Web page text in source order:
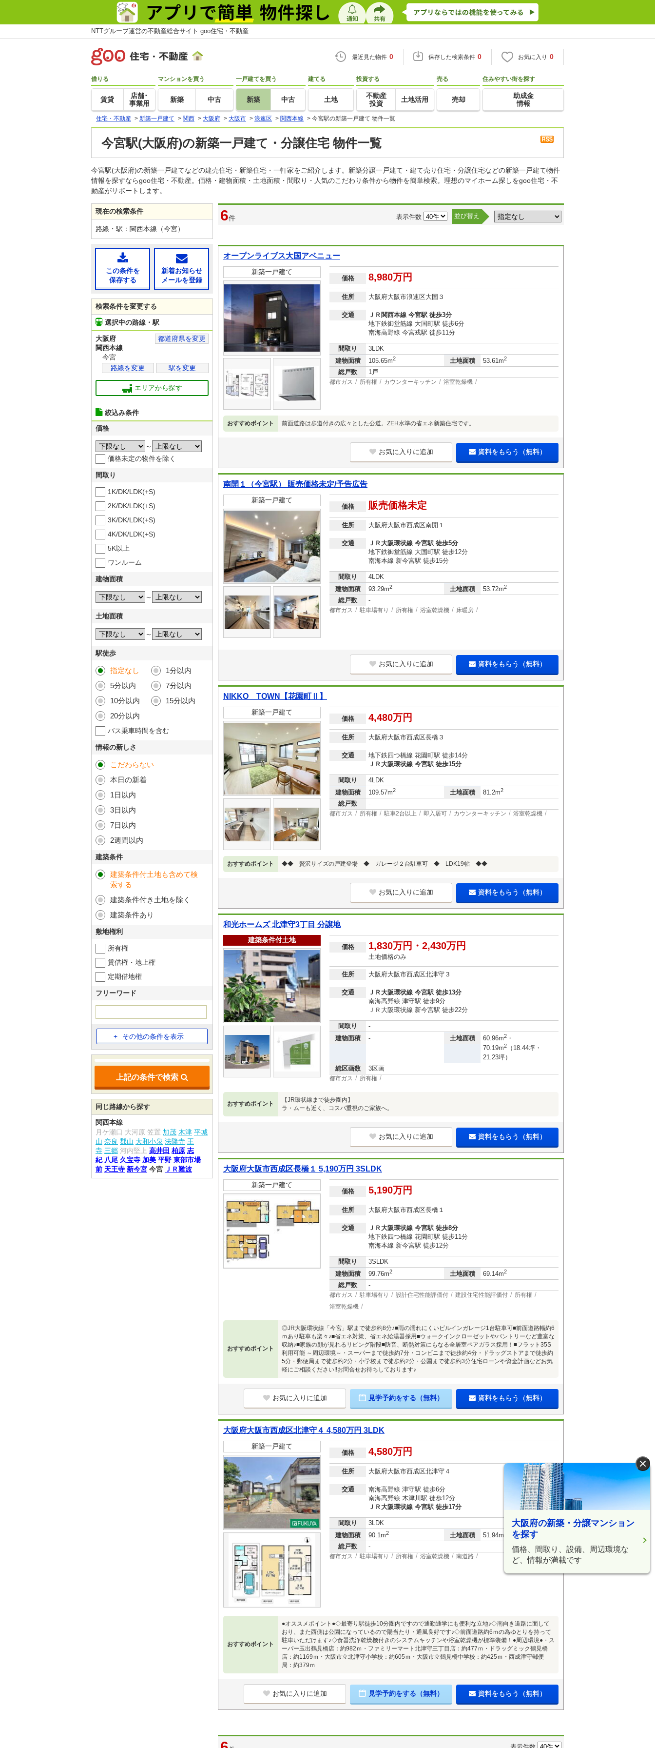
NTTグループ運営の不動産総合サイト goo住宅・不動産
最近見た物件 0 保存した検索条件 0 お気に入り 0
借りる
賃貸
店舗･
事業用
マンションを買う
新築 中古
一戸建てを買う
新築 中古
建てる
土地
投資する
不動産
投資
土地活用
売る
売却
住みやすい街を探す
助成金
情報
住宅・不動産 > 新築一戸建て > 関西 > 大阪府 > 大阪市 > 浪速区 > 関西本線 > 今宮駅の新築一戸建て 物件一覧
今宮駅(大阪府)の新築一戸建て・分譲住宅 物件一覧
今宮駅(大阪府)の新築一戸建てなどの建売住宅・新築住宅・一軒家をご紹介します。新築分譲一戸建て・建て売り住宅・分譲住宅などの新築一戸建て物件
情報を探すならgoo住宅・不動産。価格・建物面積・土地面積・間取り・人気のこだわり条件から物件を簡単検索。理想のマイホーム探しをgoo住宅・不
動産がサポートします。
6件 表示件数 並び替え
オープンライブス大国アベニュー
新築一戸建て
価格 8,980万円
住所 大阪府大阪市浪速区大国３
交通
ＪＲ関西本線 今宮駅 徒歩3分
地下鉄御堂筋線 大国町駅 徒歩6分
南海高野線 今宮戎駅 徒歩11分
間取り
3LDK
建物面積
105.65m2 土地面積 53.61m2
総戸数 1戸
都市ガス 所有権 カウンターキッチン 浴室乾燥機
おすすめポイント 前面道路は歩道付きの広々とした公道。ZEH水準の省エネ新築住宅です。
お気に入りに追加 資料をもらう（無料）
南開１（今宮駅） 販売価格未定/予告広告
新築一戸建て
価格 販売価格未定
住所 大阪府大阪市西成区南開１
交通
ＪＲ大阪環状線 今宮駅 徒歩5分
地下鉄御堂筋線 大国町駅 徒歩12分
南海本線 新今宮駅 徒歩15分
間取り
4LDK
建物面積
93.29m2 土地面積 53.72m2
総戸数 -
都市ガス 駐車場有り 所有権 浴室乾燥機 床暖房
お気に入りに追加 資料をもらう（無料）
NIKKO TOWN【花園町Ⅱ】
新築一戸建て
価格 4,480万円
住所 大阪府大阪市西成区長橋３
交通
地下鉄四つ橋線 花園町駅 徒歩14分
ＪＲ大阪環状線 今宮駅 徒歩15分
間取り
4LDK
建物面積
109.57m2 土地面積 81.2m2
総戸数 -
都市ガス 所有権 駐車2台以上 即入居可 カウンターキッチン 浴室乾燥機
おすすめポイント ◆◆ 贅沢サイズの戸建登場 ◆ ガレージ２台駐車可 ◆ LDK19帖 ◆◆
お気に入りに追加 資料をもらう（無料）
和光ホームズ 北津守3丁目 分譲地
建築条件付土地
価格 1,830万円・2,430万円
土地価格のみ
住所 大阪府大阪市西成区北津守３
交通
ＪＲ大阪環状線 今宮駅 徒歩13分
南海高野線 津守駅 徒歩9分
ＪＲ大阪環状線 新今宮駅 徒歩22分
間取り
-
建物面積
- 土地面積 60.96m2 ・
70.19m2
（18.44坪・
21.23坪）
総区画数
3区画
都市ガス 所有権
おすすめポイント
【JR環状線まで徒歩圏内】
ラ・ムーも近く、コスパ重視のご家族へ。
お気に入りに追加 資料をもらう（無料）
大阪府大阪市西成区長橋１ 5,190万円 3SLDK
新築一戸建て
価格 5,190万円
住所 大阪府大阪市西成区長橋１
交通
ＪＲ大阪環状線 今宮駅 徒歩8分
地下鉄四つ橋線 花園町駅 徒歩11分
南海本線 新今宮駅 徒歩12分
間取り
3SLDK
建物面積
99.76m2 土地面積 69.14m2
総戸数 -
都市ガス 駐車場有り 設計住宅性能評価付 建設住宅性能評価付
所有権
浴室乾燥機
おすすめポイント
◎JR大阪環状線「今宮」駅まで徒歩約8分♪■雨の濡れにくいビルインガレージ1台駐車可■前面道路幅約6
ｍあり駐車も楽々♪■省エネ対策、省エネ給湯器採用■ウォークインクローゼットやパントリーなど豊富な
収納♪■家族の顔が見れるリビング階段■防音、断熱対策にもなる全居室ペアガラス採用！■フラット35S
利用可能 ～周辺環境～・スーパーまで徒歩約7分・コンビニまで徒歩約4分・ドラッグストアまで徒歩約
5分・郵便局まで徒歩約2分・小学校まで徒歩約2分・公園まで徒歩約3分住宅ローンや資金計画などお気
軽にご相談ください!!お問合せお待ちしております♪
お気に入りに追加 見学予約をする（無料） 資料をもらう（無料）
大阪府大阪市西成区北津守４ 4,580万円 3LDK
新築一戸建て
価格 4,580万円
住所 大阪府大阪市西成区北津守４
交通
南海高野線 津守駅 徒歩6分
南海高野線 木津川駅 徒歩12分
ＪＲ大阪環状線 今宮駅 徒歩17分
間取り
3LDK
建物面積
90.1m2 土地面積 51.94m
総戸数 -
都市ガス 駐車場有り 所有権 浴室乾燥機 南道路
おすすめポイント
●オススメポイント●◇最寄り駅徒歩10分圏内ですので通勤通学にも便利な立地♪◇南向き道路に面して
おり、また西側は公園になっているので陽当たり・通風良好です♪◇前面道路約6ｍの為ゆとりを持って
駐車いただけます♪◇食器洗浄乾燥機付きのシステムキッチンや浴室乾燥機が標準装備！●周辺環境●・ス
ーパー玉出鶴見橋店：約982ｍ・ファミリーマート北津守三丁目店：約477ｍ・ドラッグミック鶴見橋
店：約1169ｍ・大阪市立北津守小学校：約605ｍ・大阪市立鶴見橋中学校：約425ｍ・西成津守郵便
局：約379ｍ
お気に入りに追加 見学予約をする（無料） 資料をもらう（無料）
×
大阪府の新築・分譲マンション
を探す
価格、間取り、設備、周辺環境な
ど、情報が満載です
現在の検索条件
路線・駅：関西本線（今宮）
この条件を
保存する
新着お知らせ
メールを登録
検索条件を変更する
選択中の路線・駅
大阪府
都道府県を変更
関西本線
今宮
路線を変更
駅を変更
エリアから探す
絞込み条件
価格
～
価格未定の物件を除く
間取り
1K/DK/LDK(+S)
2K/DK/LDK(+S)
3K/DK/LDK(+S)
4K/DK/LDK(+S)
5K以上
ワンルーム
建物面積
～
土地面積
～
駅徒歩
指定なし
1分以内
5分以内
7分以内
10分以内
15分以内
20分以内
バス乗車時間を含む
情報の新しさ
こだわらない
本日の新着
1日以内
3日以内
7日以内
2週間以内
建築条件
建築条件付土地も含めて検
索する
建築条件付き土地を除く
建築条件あり
敷地権利
所有権
賃借権・地上権
定期借地権
フリーワード
その他の条件を表示
上記の条件で検索
同じ路線から探す
関西本線
月ケ瀬口 大河原 笠置 加茂 木津 平城
山 奈良 郡山 大和小泉 法隆寺 王
寺 三郷 河内堅上 高井田 柏原 志
紀 八尾 久宝寺 加美 平野 東部市場
前 天王寺 新今宮 今宮 ＪＲ難波